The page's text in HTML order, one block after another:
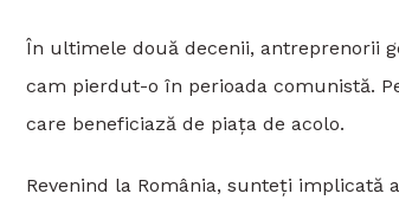
În ultimele două decenii, antreprenorii
cam pierdut-o în perioada comunistă.
care beneficiază de piața de acolo.
Revenind la România, sunteți